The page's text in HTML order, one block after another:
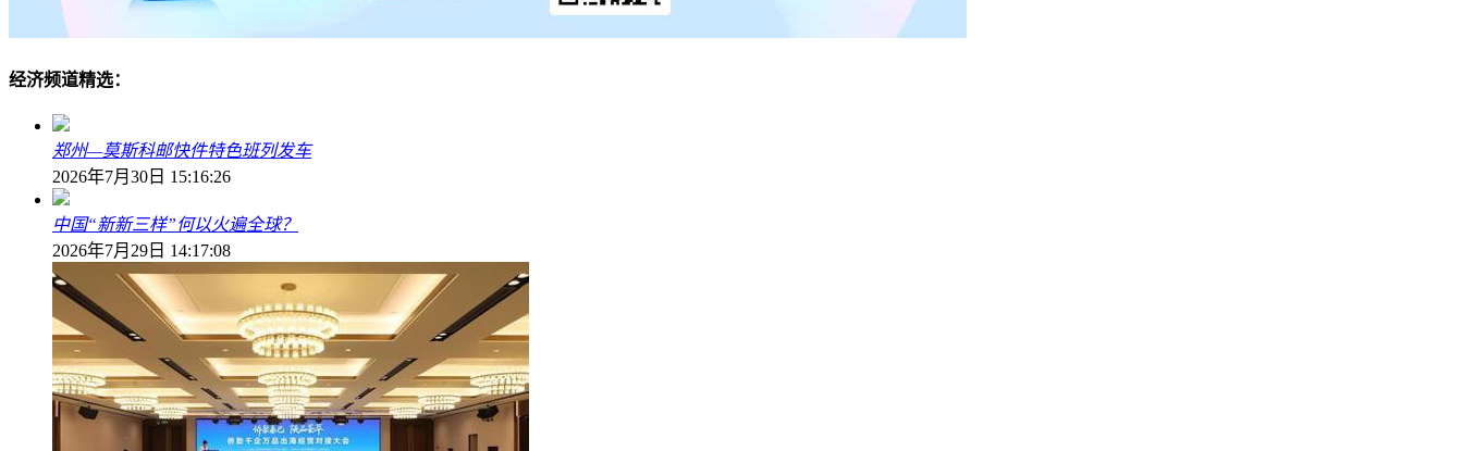
经济频道精选：
郑州—莫斯科邮快件特色班列发车
2026年7月30日 15:16:26
中国“新新三样”何以火遍全球？
2026年7月29日 14:17:08